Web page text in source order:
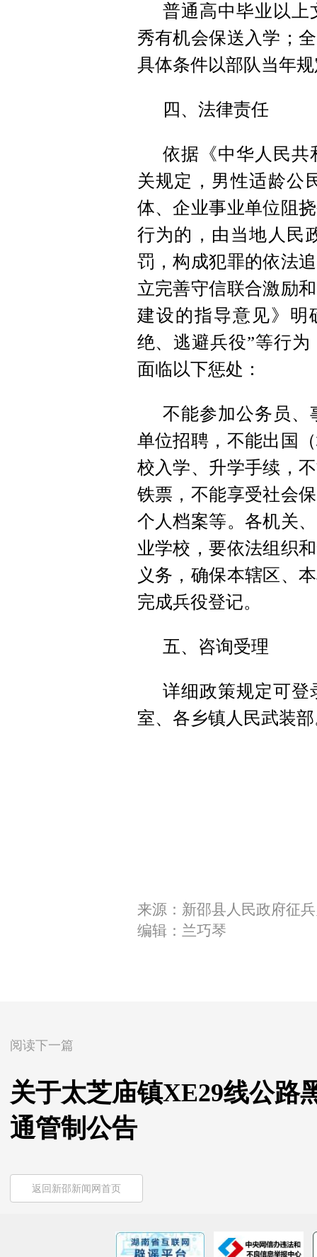
普通高中毕业以上
秀有机会保送入学；
具体条件以部队当年
四、法律责任
依据《中华人民共
关规定，男性适龄公
体、企业事业单位阻
行为的，由当地人民
罚，构成犯罪的依法
立完善守信联合激励
建设的指导意见》明
绝、逃避兵役”等行
面临以下惩处：
不能参加公务员、
单位招聘，不能出国
校入学、升学手续，
铁票，不能享受社会
个人档案等。各机关
业学校，要依法组织
义务，确保本辖区、
完成兵役登记。
五、咨询受理
详细政策规定可登
室、各乡镇人民武装
来源：新邵县人民政府征
编辑：兰巧琴
阅读下一篇
关于太芝庙镇XE29线公路
通管制公告
返回新邵新闻网首页